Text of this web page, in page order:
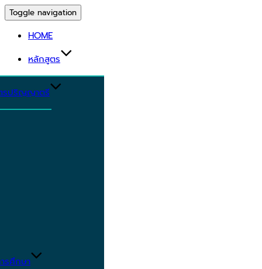
Toggle navigation
HOME
หลักสูตร
รปริญญาตรี
รศึกษา